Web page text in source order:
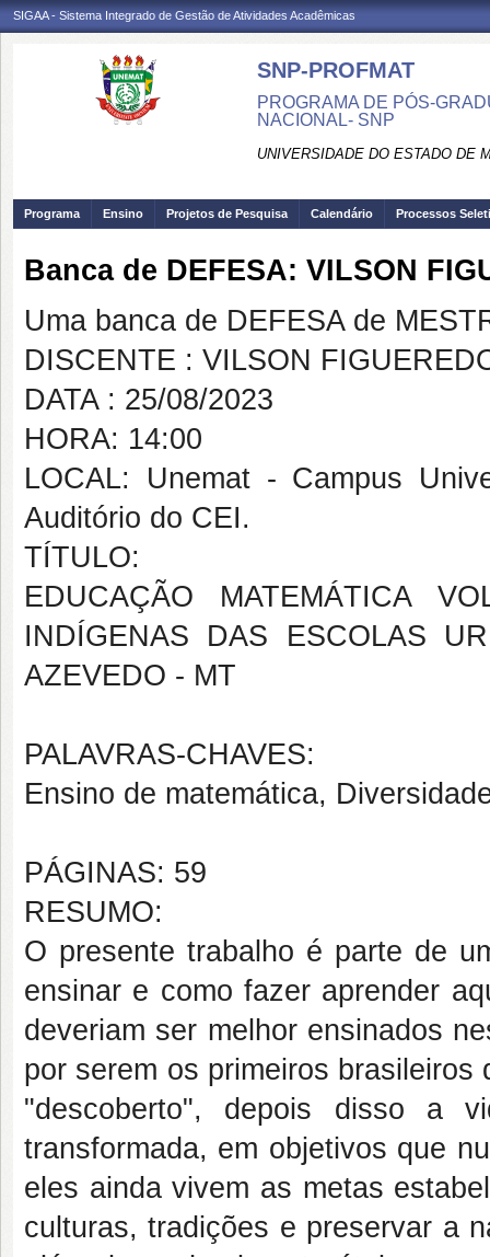
SIGAA - Sistema Integrado de Gestão de Atividades Acadêmicas
SNP-PROFMAT
PROGRAMA DE PÓS-
NACIONAL- SNP
UNIVERSIDADE DO ESTADO DE
Programa Ensino Projetos de Pesquisa Calendário Processos
Banca de DEFESA: VILSON
Uma banca de DEFESA de
DISCENTE : VILSON
DATA : 25/08/2023
HORA: 14:00
LOCAL: Unemat - Campus
Auditório do CEI.
TÍTULO:
EDUCAÇÃO MATEMÁTICA
INDÍGENAS DAS ESCOLAS
AZEVEDO - MT
PALAVRAS-CHAVES:
Ensino de matemática,
PÁGINAS: 59
RESUMO:
O presente trabalho é parte de
ensinar e como fazer aprender
deveriam ser melhor ensinados
por serem os primeiros
"descoberto", depois disso a
transformada, em objetivos que
eles ainda vivem as metas
culturas, tradições e preservar a